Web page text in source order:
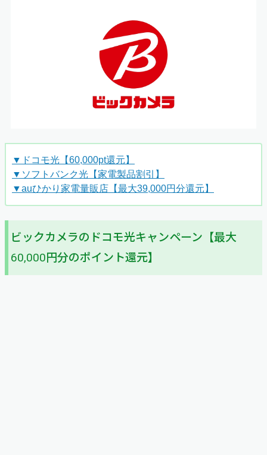
▼ドコモ光【60,000pt還元】
▼ソフトバンク光【家電製品割引】
▼auひかり家電量販店【最大39,000円分還元】
ビックカメラのドコモ光キャンペーン【最大
60,000円分のポイント還元】